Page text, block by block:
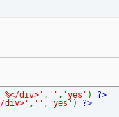
%</div>' , '' , 'yes' ) ?>
div>' , '' , 'yes' ) ?>